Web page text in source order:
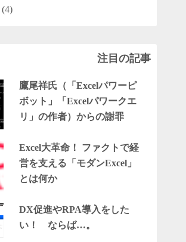
(4)
注目の記事
鷹尾祥氏（「Excelパワーピ
ボット」「Excelパワークエ
リ」の作者）からの謝罪
Excel大革命！ ファクトで経
営を支える「モダンExcel」
とは何か
DX促進やRPA導入をした
い！ ならば…。